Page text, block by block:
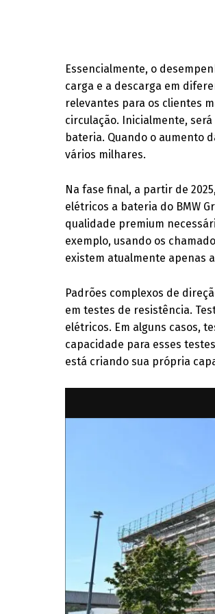
Essencialmente, o
carga e a descarga em
relevantes para os clientes
circulação. Inicialmente,
bateria. Quando o aumento
vários milhares.
Na fase final, a partir de
elétricos a bateria do BMW
qualidade premium
exemplo, usando os
existem atualmente apenas
Padrões complexos de
em testes de resistência.
elétricos. Em alguns casos,
capacidade para esses
está criando sua própria